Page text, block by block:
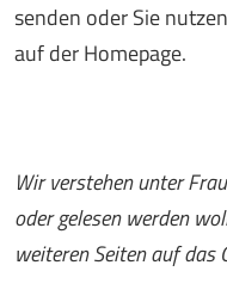
senden oder Sie
auf der Homepage.
Wir verstehen unter
oder gelesen werden
weiteren Seiten auf das